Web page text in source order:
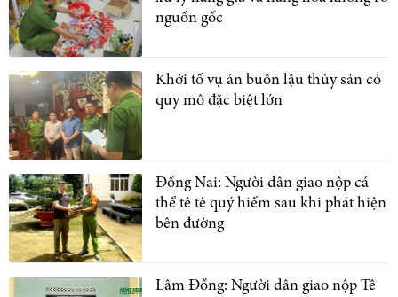
nguồn gốc
Khởi tố vụ án buôn lậu thủy sản có
quy mô đặc biệt lớn
Đồng Nai: Người dân giao nộp cá
thể tê tê quý hiếm sau khi phát hiện
bên đường
Lâm Đồng: Người dân giao nộp Tê